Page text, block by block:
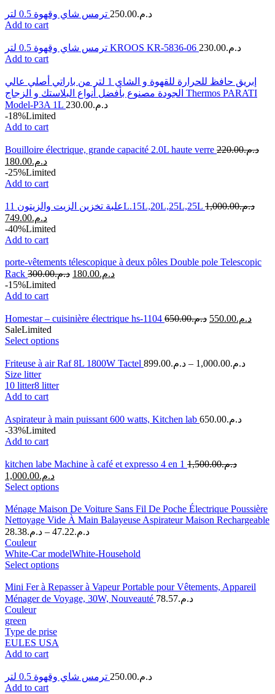
د.م.250.00
Add to cart
ترمس شاي وقهوة 0.5 لتر KROOS KR-5836-06 د.م.230.00
Add to cart
إبريق حافظ للحرارة للقهوة و الشاي 1 لتر من باراتي أصلي عالي
الجودة مصنوع بأفضل أنواع البلاستك و الزجاج Thermos PARATI
Model-P3A 1L
د.م.230.00
-18%Limited
Add to cart
Bouilloire électrique, grande capacité 2.0L haute verre د.م.220.00
د.م.180.00
-25%Limited
Add to cart
علبة تخزين الزيت والزيتون 11L.15L,20L,25L,25L د.م.1,000.00
د.م.749.00
-40%Limited
Add to cart
porte-vêtements télescopique à deux pôles Double pole Telescopic
Rack
د.م.300.00 د.م.180.00
-15%Limited
Add to cart
Homestar – cuisinière électrique hs-1104 د.م.650.00 د.م.550.00
SaleLimited
Select options
Friteuse à air Raf 8L 1800W Tactel د.م.899.00 – د.م.1,000.00
Size litter
10 litter8 litter
Add to cart
Aspirateur à main puissant 600 watts, Kitchen lab د.م.650.00
-33%Limited
Add to cart
kitchen labe Machine à café et expresso 4 en 1 د.م.1,500.00
د.م.1,000.00
Select options
Ménage Maison De Voiture Sans Fil De Poche Électrique Poussière
Nettoyage Vide À Main Balayeuse Aspirateur Maison Rechargeable
د.م.28.38 – د.م.47.22
Couleur
White-Car modelWhite-Household
Select options
Mini Fer à Repasser à Vapeur Portable pour Vêtements, Appareil
Ménager de Voyage, 30W, Nouveauté
د.م.78.57
Couleur
green
Type de prise
EULES USA
Add to cart
د.م.250.00
Add to cart